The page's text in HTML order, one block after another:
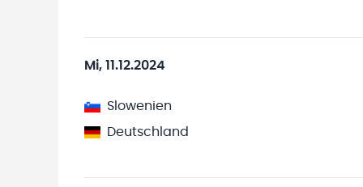
Mi, 11.12.2024
Slowenien
Deutschland